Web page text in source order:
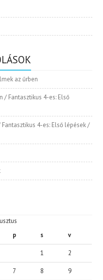
az űrben
/ Fantasztikus 4-es: Első
Fantasztikus 4-es: Első lépések /
p s v
1 2
7 8 9